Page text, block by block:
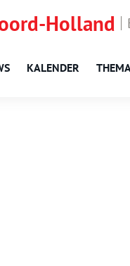
Holland
KALENDER